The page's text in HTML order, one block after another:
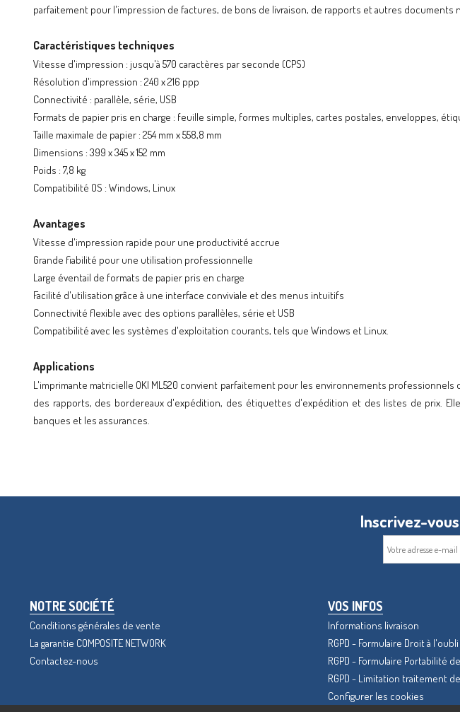
parfaitement pour l'impression de factures, de bons de livraison, de rapports et autres
Caractéristiques techniques
Vitesse d'impression : jusqu'à 570 caractères par seconde (CPS)
Résolution d'impression : 240 x 216 ppp
Connectivité : parallèle, série, USB
Formats de papier pris en charge : feuille simple, formes multiples, cartes postales, enveloppes,
Taille maximale de papier : 254 mm x 558,8 mm
Dimensions : 399 x 345 x 152 mm
Poids : 7,8 kg
Compatibilité OS : Windows, Linux
Avantages
Vitesse d'impression rapide pour une productivité accrue
Grande fiabilité pour une utilisation professionnelle
Large éventail de formats de papier pris en charge
Facilité d'utilisation grâce à une interface conviviale et des menus intuitifs
Connectivité flexible avec des options parallèles, série et USB
Compatibilité avec les systèmes d'exploitation courants, tels que Windows et Linux.
Applications
L'imprimante matricielle OKI ML520 convient parfaitement pour les environnements
des rapports, des bordereaux d'expédition, des étiquettes d'expédition et des listes de prix.
banques et les assurances.
Inscrivez-
NOTRE SOCIÉTÉ
Conditions générales de vente
La garantie COMPOSITE NETWORK
Contactez-nous
VOS INFOS
Informations livraison
RGPD - Formulaire Droit à l'oubli
RGPD - Formulaire Portabilité
RGPD - Limitation traitement
Configurer les cookies